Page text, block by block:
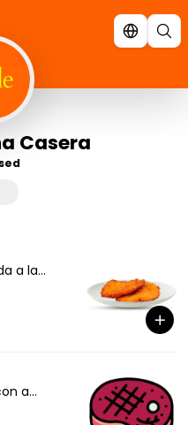
Casera
a la...
a...